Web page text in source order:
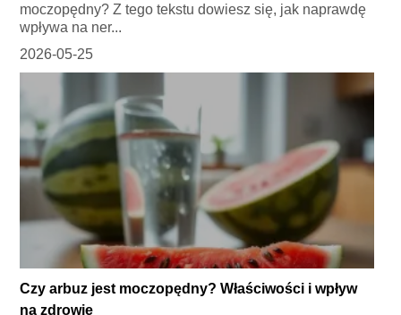
moczopędny? Z tego tekstu dowiesz się, jak naprawdę
wpływa na ner...
2026-05-25
Czy arbuz jest moczopędny? Właściwości i wpływ
na zdrowie